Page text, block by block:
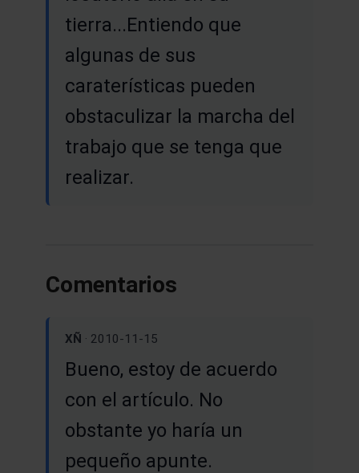
tierra...Entiendo que
algunas de sus
caraterísticas pueden
obstaculizar la marcha del
trabajo que se tenga que
realizar.
Comentarios
XÑ · 2010-11-15
Bueno, estoy de acuerdo
con el artículo. No
obstante yo haría un
pequeño apunte.